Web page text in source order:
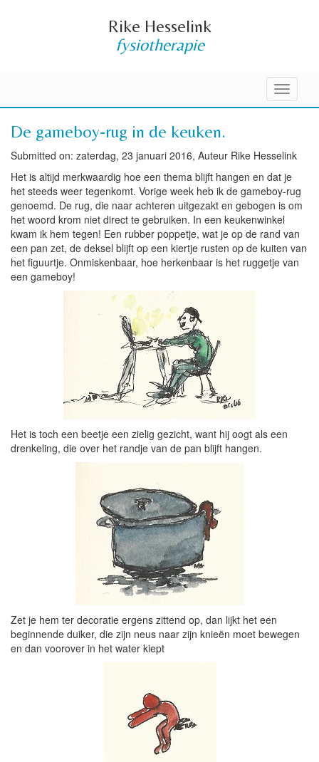
Rike Hesselink
fysiotherapie
Toggle
De gameboy-rug in de keuken.
Submitted on: zaterdag, 23 januari 2016, Auteur Rike Hesselink
Het is altijd merkwaardig hoe een thema blijft hangen en dat je
het steeds weer tegenkomt. Vorige week heb ik de gameboy-rug
genoemd. De rug, die naar achteren uitgezakt en gebogen is om
het woord krom niet direct te gebruiken. In een keukenwinkel
kwam ik hem tegen! Een rubber poppetje, wat je op de rand van
een pan zet, de deksel blijft op een kiertje rusten op de kuiten van
het figuurtje. Onmiskenbaar, hoe herkenbaar is het ruggetje van
een gameboy!
Het is toch een beetje een zielig gezicht, want hij oogt als een
drenkeling, die over het randje van de pan blijft hangen.
Zet je hem ter decoratie ergens zittend op, dan lijkt het een
beginnende duiker, die zijn neus naar zijn knieën moet bewegen
en dan voorover in het water kiept